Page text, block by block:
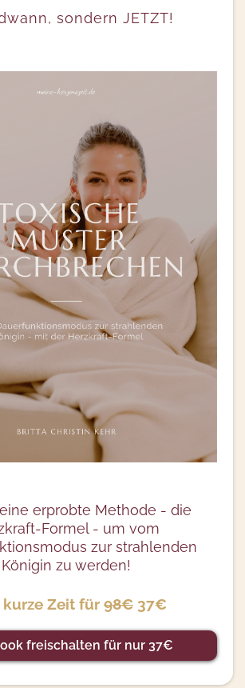
sondern JETZT!
erprobte Methode - die
Formel - um vom
zur strahlenden
Königin zu werden!
kurze Zeit für 98€ 37€
freischalten für nur 37€